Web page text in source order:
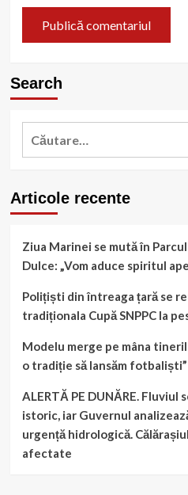
Search
Caută
Articole recente
Ziua Marinei se mută în
Dulce: „Vom aduce spiritul
Polițiști din întreaga țară se
tradiționala Cupă SNPPC la
Modelu merge pe mâna
o tradiție să lansăm fotbaliști”
ALERTĂ PE DUNĂRE. Fluviul
istoric, iar Guvernul
urgență hidrologică.
afectate